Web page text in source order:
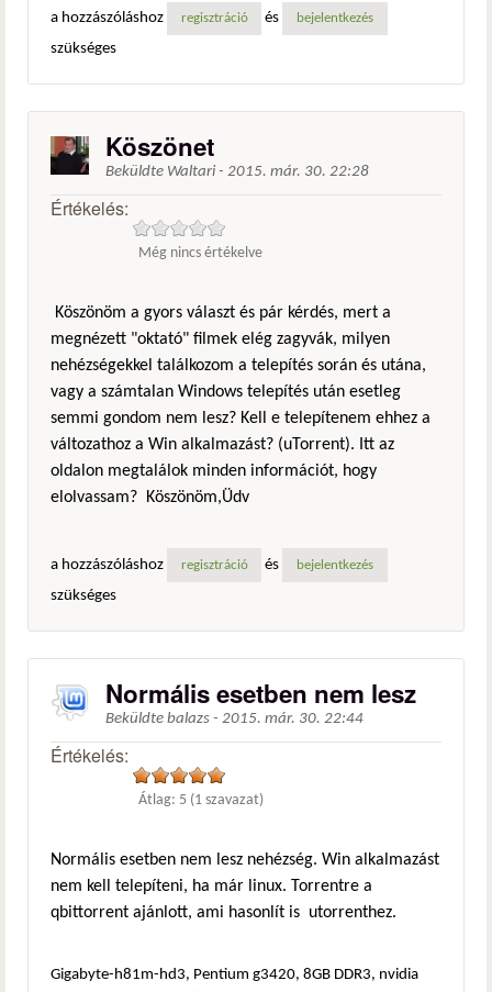
a hozzászóláshoz regisztráció és bejelentkezés
szükséges
Köszönet
Beküldte Waltari - 2015. már. 30. 22:28
Értékelés:
Még nincs értékelve
Köszönöm a gyors választ és pár kérdés, mert a
megnézett "oktató" filmek elég zagyvák, milyen
nehézségekkel találkozom a telepítés során és utána,
vagy a számtalan Windows telepítés után esetleg
semmi gondom nem lesz? Kell e telepítenem ehhez a
változathoz a Win alkalmazást? (uTorrent). Itt az
oldalon megtalálok minden információt, hogy
elolvassam? Köszönöm,Üdv
a hozzászóláshoz regisztráció és bejelentkezés
szükséges
Normális esetben nem lesz
Beküldte balazs - 2015. már. 30. 22:44
Értékelés:
Átlag: 5 (1 szavazat)
Normális esetben nem lesz nehézség. Win alkalmazást
nem kell telepíteni, ha már linux. Torrentre a
qbittorrent ajánlott, ami hasonlít is utorrenthez.
Gigabyte-h81m-hd3, Pentium g3420, 8GB DDR3, nvidia